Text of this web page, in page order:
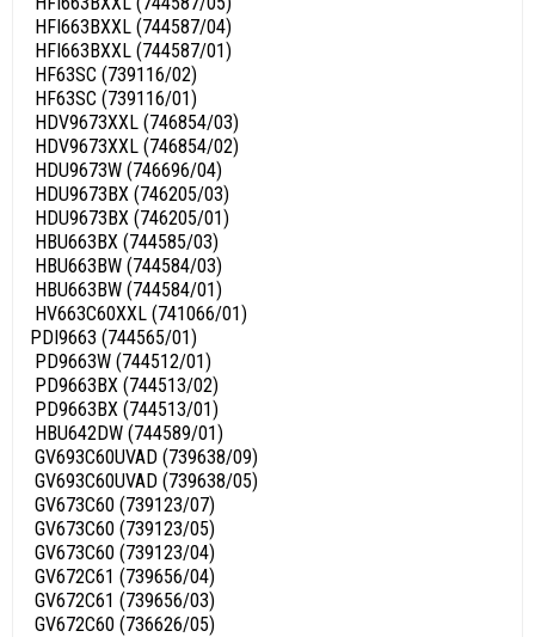
HFI663BXXL (744587/04)
HFI663BXXL (744587/01)
HF63SC (739116/02)
HF63SC (739116/01)
HDV9673XXL (746854/03)
HDV9673XXL (746854/02)
HDU9673W (746696/04)
HDU9673BX (746205/03)
HDU9673BX (746205/01)
HBU663BX (744585/03)
HBU663BW (744584/03)
HBU663BW (744584/01)
HV663C60XXL (741066/01)
PDI9663 (744565/01)
PD9663W (744512/01)
PD9663BX (744513/02)
PD9663BX (744513/01)
HBU642DW (744589/01)
GV693C60UVAD (739638/09)
GV693C60UVAD (739638/05)
GV673C60 (739123/07)
GV673C60 (739123/05)
GV673C60 (739123/04)
GV672C61 (739656/04)
GV672C61 (739656/03)
GV672C60 (736626/05)